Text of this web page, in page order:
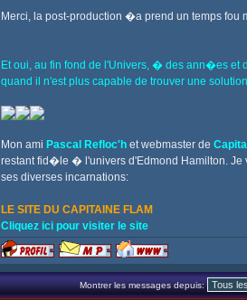
Merci, la post-production �a prend un temps
Et oui, au fin fond de l'Univers, � des ann�es
quand il n'est plus capable de trouver une
Mon ami Pascal Refloc'h et webmaster de
restant fid�le � l'univers d'Edmond Hamilton. Je
ses diverses incarnations:
LE SITE DU CAPITAINE FLAM
Cliquez ici pour visiter le site
Montrer les messages depuis: